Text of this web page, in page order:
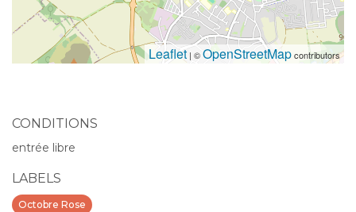
Leaflet | ©OpenStreetMapcontributors
CONDITIONS
entrée libre
LABELS
Octobre Rose